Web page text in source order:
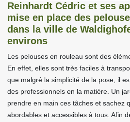
Reinhardt Cédric et ses
mise en place des
dans la ville de
environs
Les pelouses en rouleau sont des
En effet, elles sont très faciles à
que malgré la simplicité de la pose, il
des professionnels en la matière. Un
prendre en main ces tâches et sachez
abordables et accessibles à tous. Afin